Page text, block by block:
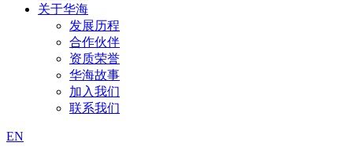
关于华海
发展历程
合作伙伴
资质荣誉
华海故事
加入我们
联系我们
EN